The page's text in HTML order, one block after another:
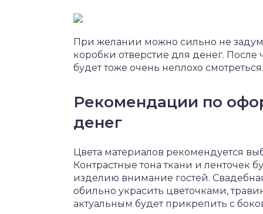
При желании можно сильно не
коробки отверстие для денег. После
будет тоже очень неплохо смотреться.
Рекомендации по
денег
Цвета материалов рекомендуется
Контрастные тона ткани и ленточек
изделию внимание гостей.
обильно украсить цветочками,
актуальным будет прикрепить с